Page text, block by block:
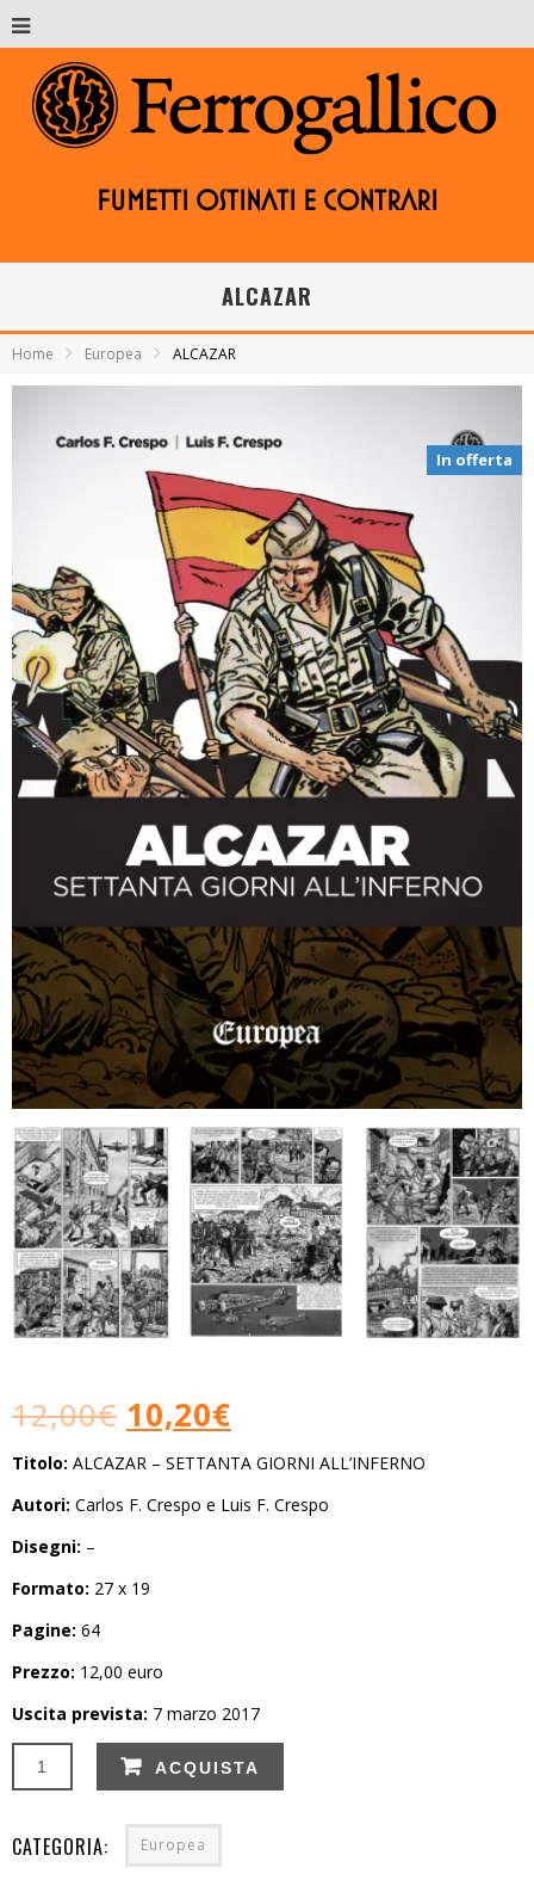
Fumetti ostinati e contrari
ALCAZAR
Home Europea ALCAZAR
In offerta
12,00€ 10,20€
Titolo: ALCAZAR – SETTANTA GIORNI ALL’INFERNO
Autori: Carlos F. Crespo e Luis F. Crespo
Disegni: –
Formato: 27 x 19
Pagine: 64
Prezzo: 12,00 euro
Uscita prevista: 7 marzo 2017
ACQUISTA
CATEGORIA: Europea